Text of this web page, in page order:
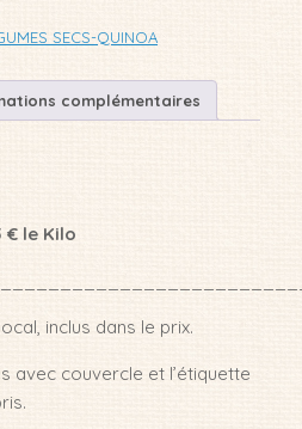
SECS-QUINOA
complémentaires
€ le Kilo
inclus dans le prix.
avec couvercle et l’étiquette